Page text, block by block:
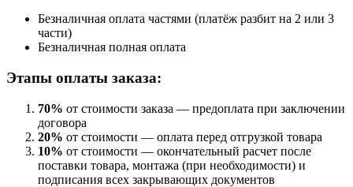
Безналичная оплата частями (платёж разбит на 2 или 3
части)
Безналичная полная оплата
Этапы оплаты заказа:
70% от стоимости заказа — предоплата при заключении
договора
20% от стоимости — оплата перед отгрузкой товара
10% от стоимости — окончательный расчет после
поставки товара, монтажа (при необходимости) и
подписания всех закрывающих документов